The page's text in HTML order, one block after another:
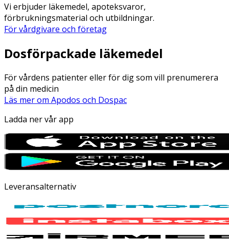
Vi erbjuder läkemedel, apoteksvaror,
förbrukningsmaterial och utbildningar.
För vårdgivare och företag
Dosförpackade läkemedel
För vårdens patienter eller för dig som vill prenumerera
på din medicin
Läs mer om Apodos och Dospac
Ladda ner vår app
Leveransalternativ